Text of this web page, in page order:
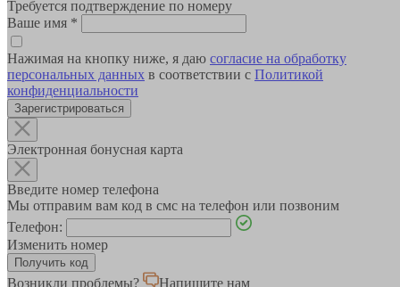
Требуется подтверждение по номеру
Ваше имя *
Нажимая на кнопку ниже, я даю согласие на обработку
персональных данных в соответствии с Политикой
конфиденциальности
Зарегистрироваться
Электронная бонусная карта
Введите номер телефона
Мы отправим вам код в смс на телефон или позвоним
Телефон:
Изменить номер
Возникли проблемы? Напишите нам